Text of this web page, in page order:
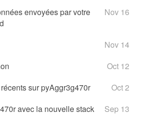
envoyées par votre
Nov 16
Nov 14
Oct 12
sur pyAggr3g470r
Oct 2
avec la nouvelle stack
Sep 13